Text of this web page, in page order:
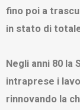
fino poi a
in stato di
Negli anni 80 la
intraprese i
rinnovando la